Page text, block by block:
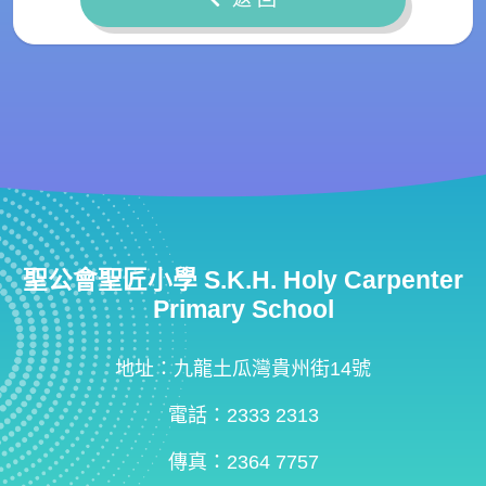
聖公會聖匠小學 S.K.H. Holy Carpenter
Primary School
地址：九龍土瓜灣貴州街14號
電話：2333 2313
傳真：2364 7757